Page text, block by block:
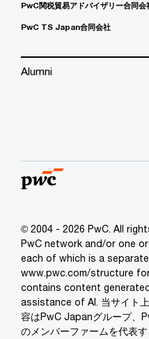
PwC関税貿易アドバイザリー合同会
PwC TS Japan合同会社
Alumni
© 2004 - 2026 PwC. All
PwC network and/or one
each of which is a
www.pwc.com/structure
contains content
assistance of AI. 当サイト
容はPwC Japanグループ、
のメンバーファームを代表す